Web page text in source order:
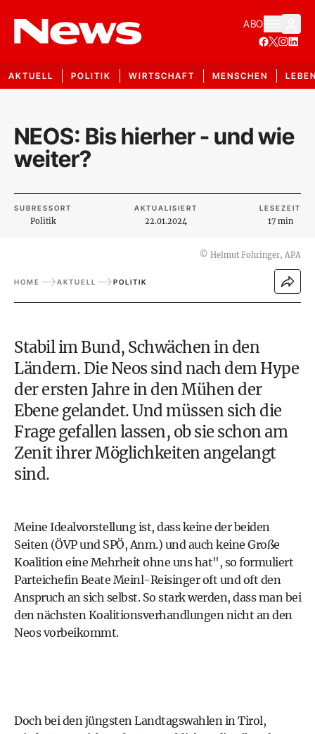
ABO
AKTUELL POLITIK WIRTSCHAFT MENSCHEN
NEOS: Bis hierher - und wie
weiter?
SUBRESSORT
Politik
AKTUALISIERT
22.01.2024
LESEZEIT
17 min
© Helmut Fohringer, APA
HOME AKTUELL POLITIK
Stabil im Bund, Schwächen in den
Ländern. Die Neos sind nach dem Hype
der ersten Jahre in den Mühen der
Ebene gelandet. Und müssen sich die
Frage gefallen lassen, ob sie schon am
Zenit ihrer Möglichkeiten angelangt
sind.
Meine Idealvorstellung ist, dass keine der beiden
Seiten (ÖVPund SPÖ, Anm.) und auch keine Große
Koalition eine Mehrheit ohne uns hat", so formuliert
ParteichefinBeate Meinl-Reisingeroft und oft den
Anspruch an sich selbst. So stark werden, dass man bei
den nächsten Koalitionsverhandlungen nicht an den
Neos vorbeikommt.
Doch bei den jüngstenLandtagswahlen in Tirol,